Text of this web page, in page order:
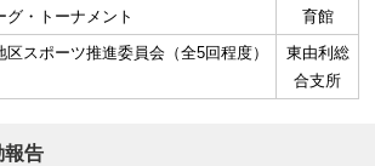
グ・トーナメント
育館
区スポーツ推進委員会（全5回程度）
東由利総
合支所
報告